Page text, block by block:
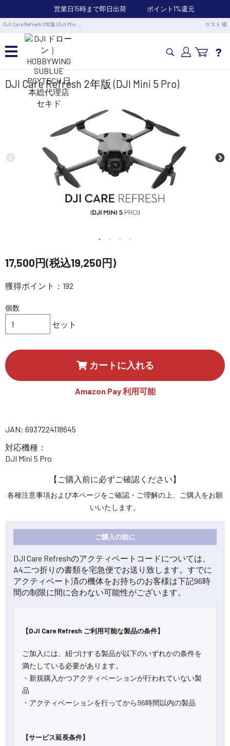
営業日15時まで即日出荷 ポイント1%還元
DJI Care Refresh 2年版 (DJI Min … ゲスト 様
カメラドローン・生活家電
カメラ・スタビライザー
業務用ドローン・業務関連製品
水中ドローン(ROV)・水中スクーター
RC・ロボット部品
定期配信!
サポート・Q&A / 法人・学生のお客様
SEKIDO
コーポレートサイト
DJI Care Refresh 2年版 (DJI Mini 5 Pro)
17,500円(税込19,250円)
獲得ポイント：192
個数
セット
カートに入れる
Amazon Pay 利用可能
JAN: 6937224118645
対応機種：
DJI Mini 5 Pro
【ご購入前に必ずご確認ください】
各種注意事項および本ページをご確認・ご理解の上、ご購入をお願
いいたします。
ご購入の前に
DJI Care Refreshのアクティベートコードについては、
A4二つ折りの書類を宅急便でお送り致します。すでに
アクティベート済の機体をお持ちのお客様は下記96時
間の制限に間に合わない可能性がございます。
【DJI Care Refresh ご利用可能な製品の条件】
ご加入には、紐づけする製品が以下のいずれかの条件を
満たしている必要があります。
・新規購入かつアクティベーションが行われていない製
品
・アクティベーションを行ってから96時間以内の製品
【サービス延長条件】